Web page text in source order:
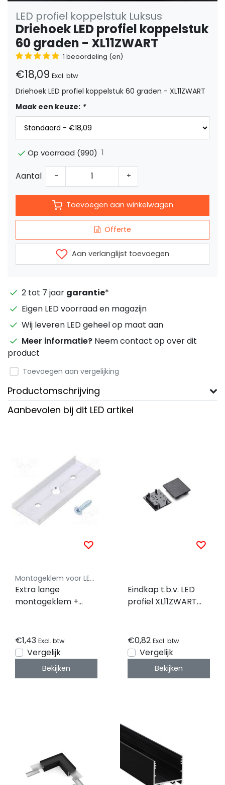
LED profiel koppelstuk Luksus
Driehoek LED profiel koppelstuk
60 graden - XL11ZWART
1 beoordeling (en)
€18,09 Excl. btw
Driehoek LED profiel koppelstuk 60 graden - XL11ZWART
Maak een keuze: *
Op voorraad (990) 1
Aantal - +
Toevoegen aan winkelwagen
Offerte
Aan verlanglijst toevoegen
2 tot 7 jaar garantie*
Eigen LED voorraad en magazijn
Wij leveren LED geheel op maat aan
Meer informatie? Neem contact op over dit
product
Toevoegen aan vergelijking
Productomschrijving
Aanbevolen bij dit LED artikel
Montageklem voor LED profielen - Luksus
Extra lange
montageklem +
XL10WIT,
XL10ZWART,XL11ALU,
XL11WIT, XL11ZWART
€1,43 Excl. btw
Vergelijk
Bekijken
Eindkap t.b.v. LED
profiel XL11ZWART
€0,82 Excl. btw
Vergelijk
Bekijken